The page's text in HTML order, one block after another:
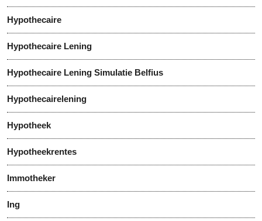
Hypothecaire
Hypothecaire Lening
Hypothecaire Lening Simulatie Belfius
Hypothecairelening
Hypotheek
Hypotheekrentes
Immotheker
Ing